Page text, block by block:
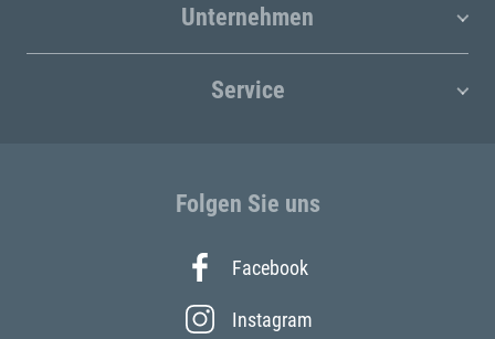
Unternehmen
Service
Folgen Sie uns
Facebook
Instagram